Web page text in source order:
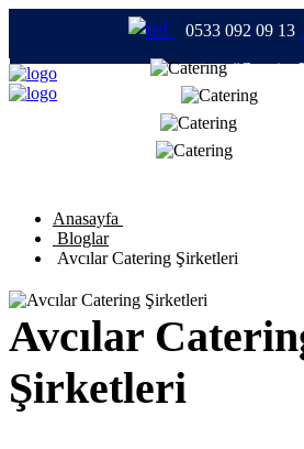
0533 092 09 13
Anasayfa
Bloglar
Avcılar Catering Şirketleri
Avcılar
Şirketleri